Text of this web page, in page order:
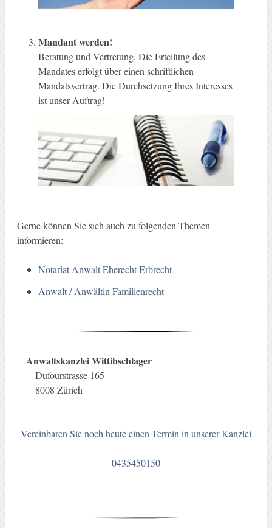
Mandant werden!
Beratung und Vertretung. Die Erteilung des
Mandates erfolgt über einen schriftlichen
Mandatsvertrag. Die Durchsetzung Ihres Interesses
ist unser Auftrag!
Gerne können Sie sich auch zu folgenden Themen
informieren:
Notariat Anwalt Eherecht Erbrecht
Anwalt / Anwältin Familienrecht
Anwaltskanzlei Wittibschlager
Dufourstrasse 165
8008 Zürich
Vereinbaren Sie noch heute einen Termin in unserer Kanzlei
0435450150